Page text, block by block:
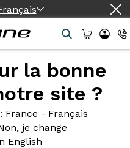
la bonne
site ?
: France - Français
je change
English